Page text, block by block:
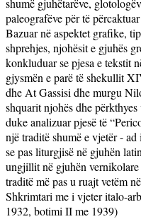
shumë gjuhëtarëve,
paleografëve për të
Bazuar në aspektet grafike,
shprehjes, njohësit e gjuhës
konkluduar se pjesa e tekstit
gjysmën e parë të shekullit
dhe At Gassisi dhe murgu
shquarit njohës dhe
duke analizuar pjesë të
një traditë shumë e vjetër -
se pas liturgjisë në gjuhën
ungjillit në gjuhën
traditë më pas u ruajt vetëm
Shkrimtari me i vjeter italo-
1932, botimi II me 1939)